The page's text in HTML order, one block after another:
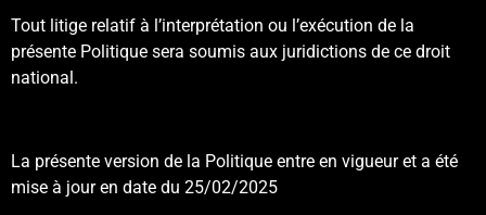
Tout litige relatif à l’interprétation ou l’exécution de la
présente Politique sera soumis aux juridictions de ce droit
national.
La présente version de la Politique entre en vigueur et a été
mise à jour en date du 25/02/2025